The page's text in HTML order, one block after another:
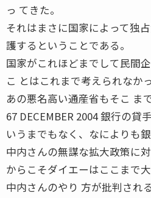
っ てきた。
それはまさに国家によって独
護するということである。
国家がこれほどまでして民間
こ とはこれまで考えられなかっ
あの悪名高い通産省もそこ ま
67 DECEMBER 2004 銀行の貸
いうまでもなく、なによりも
中内さんの無謀な拡大政策に
からこそダイエーはここまで大
中内さんのやり 方が批判され